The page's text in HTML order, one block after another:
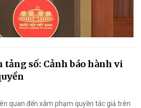
số: Cảnh báo hành vi
quan đến xâm phạm quyền tác giả trên